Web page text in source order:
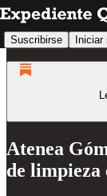
Suscribirse
Atenea
de limpieza